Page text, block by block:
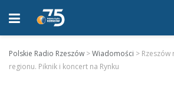
Polskie Radio Rzeszów >Wiadomości >
regionu. Piknik i koncert na Rynku